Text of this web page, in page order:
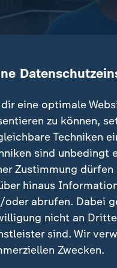
Boehringer
Börsenexpertin
stehen.
eine optimale
zu können,
Techniken
sind unbedingt
Zustimmung
hinaus
oder abrufen. Dabei
nicht an
sind. Wir
Zwecken.